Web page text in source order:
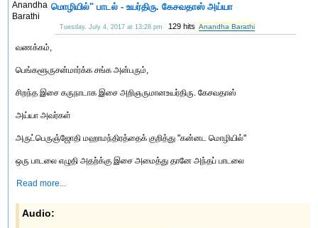
மொழியில்" பாடல் - உயர்திரு. கேசவதாஸ் அய்யா
Tuesday, July 4, 2017 at 13:28 pm 129 hits Anandha Barathi
வணக்கம்,
பெங்களூருசன்மார்க்க சங்க அன்பரும்,
சிறந்த இசை கருநாடாக இசை அறிஞருமானஉயர்திரு. கேசவதாஸ்
அய்யா அவர்கள்
அருட்பெருஞ்ஜோதி மஹாமந்திரத்தைக் குறித்து "கன்னட மொழியில்"
ஒரு பாடலை எழுதி அதற்க்கு இசை அமைத்து தானே அந்தப் பாடலை
Read more...
Audio: